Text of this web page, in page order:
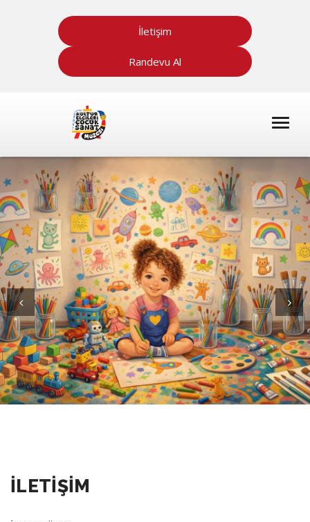
İletişim
Randevu Al
İLETİŞİM